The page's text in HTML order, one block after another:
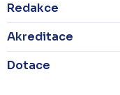
Redakce
Akreditace
Dotace